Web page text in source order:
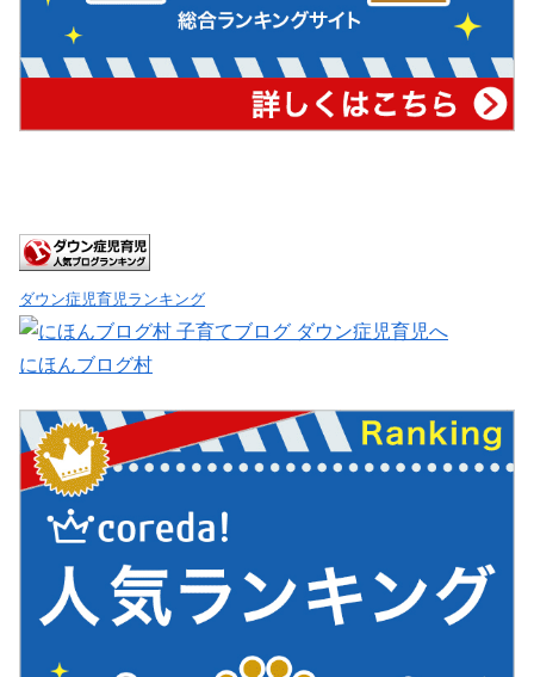
ダウン症児育児ランキング
にほんブログ村